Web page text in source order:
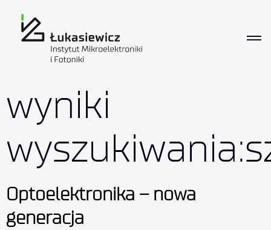
wyniki
Optoelektronika – nowa
generacja